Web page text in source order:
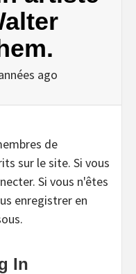
ago
de
sur le site. Si vous
Si vous n'êtes
enregistrer en
In